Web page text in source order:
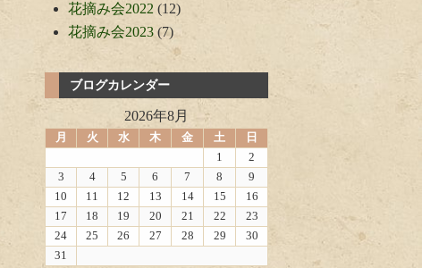
花摘み会2022 (12)
花摘み会2023(7)
ブログカレンダー
2026年8月
月 火 水 木 金 土
日
1
2
3
4 5 6 7 8
9
10
11 12 13 14 15
16
17
18 19 20 21 22
23
24
25 26 27 28 29
30
31